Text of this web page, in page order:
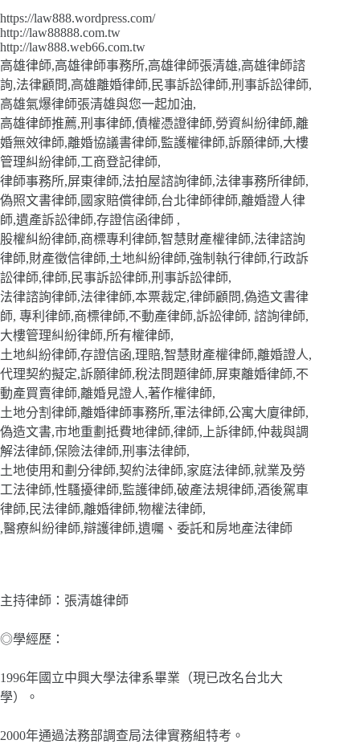
https://law888.wordpress.com/
http://law88888.com.tw
http://law888.web66.com.tw
高雄律師,高雄律師事務所,高雄律師張清雄,高雄律師諮
詢,法律顧問,高雄離婚律師,民事訴訟律師,刑事訴訟律師,
高雄氣爆律師張清雄與您一起加油,
高雄律師推薦,刑事律師,債權憑證律師,勞資糾紛律師,離
婚無效律師,離婚協議書律師,監護權律師,訴願律師,大樓
管理糾紛律師,工商登記律師,
律師事務所,屏東律師,法拍屋諮詢律師,法律事務所律師,
偽照文書律師,國家賠償律師,台北律師律師,離婚證人律
師,遺產訴訟律師,存證信函律師 ,
股權糾紛律師,商標專利律師,智慧財產權律師,法律諮詢
律師,財產徵信律師,土地糾紛律師,強制執行律師,行政訴
訟律師,律師,民事訴訟律師,刑事訴訟律師,
法律諮詢律師,法律律師,本票裁定,律師顧問,偽造文書律
師, 專利律師,商標律師,不動產律師,訴訟律師, 諮詢律師,
大樓管理糾紛律師,所有權律師,
土地糾紛律師,存證信函,理賠,智慧財產權律師,離婚證人,
代理契約擬定,訴願律師,稅法問題律師,屏東離婚律師,不
動產買賣律師,離婚見證人,著作權律師,
土地分割律師,離婚律師事務所,軍法律師,公寓大廈律師,
偽造文書,市地重劃抵費地律師,律師,上訴律師,仲裁與調
解法律師,保險法律師,刑事法律師,
土地使用和劃分律師,契約法律師,家庭法律師,就業及勞
工法律師,性騷擾律師,監護律師,破產法規律師,酒後駕車
律師,民法律師,離婚律師,物權法律師,
,醫療糾紛律師,辯護律師,遺囑、委託和房地產法律師
主持律師：張清雄律師
◎學經歷：
1996年國立中興大學法律系畢業（現已改名台北大
學）。
2000年通過法務部調查局法律實務組特考。